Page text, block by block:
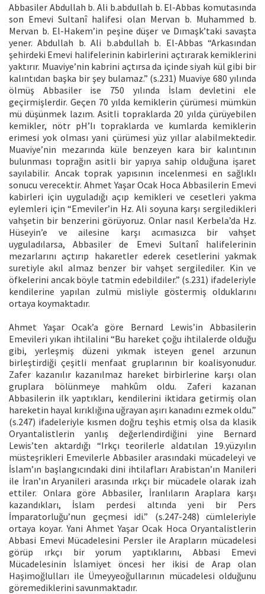
Abbasiler Abdullah b. Ali b.abdullah b. El-Abbas komutasında
son Emevi Sultanî halifesi olan Mervan b. Muhammed b.
Mervan b. El-Hakem’in peşine düşer ve Dımaşk’taki savaşta
yener. Abdullah b. Ali b.abdullah b. El-Abbas “Arkasından
şehirdeki Emevi halifelerinin kabirlerini açtırarak kemiklerini
yaktırır. Muaviye’nin kabrini açtırsa da içinde siyah kül gibi bir
kalıntıdan başka bir şey bulamaz.” (s.231) Muaviye 680 yılında
ölmüş Abbasiler ise 750 yılında İslam devletini ele
geçirmişlerdir. Geçen 70 yılda kemiklerin çürümesi mümkün
mü düşünmek lazım. Asitli topraklarda 20 yılda çürüyebilen
kemikler, nötr pH’lı topraklarda ve kumlarda kemiklerin
erimesi yok olması yani çürümesi yüz yıllar alabilmektedir.
Muaviye’nin mezarında küle benzeyen kara bir kalıntının
bulunması toprağın asitli bir yapıya sahip olduğuna işaret
sayılabilir. Ancak toprak yapısının incelenmesi en sağlıklı
sonucu verecektir. Ahmet Yaşar Ocak Hoca Abbasilerin Emevi
kabirleri için uyguladığı açıp kemikleri ve cesetleri yakma
eylemleri için “Emeviler’in Hz. Ali soyuna karşı sergiledikleri
vahşetin bir benzerini görüyoruz. Onlar nasıl Kerbela’da Hz.
Hüseyin’e ve ailesine karşı acımasızca bir vahşet
uyguladılarsa, Abbasiler de Emevi Sultanî halifelerinin
mezarlarını açtırıp hakaretler ederek cesetlerini yakmak
suretiyle akıl almaz benzer bir vahşet sergilediler. Kin ve
öfkelerini ancak böyle tatmin edebildiler.” (s.231) ifadeleriyle
kendilerine yapılan zulmü misliyle göstermiş olduklarını
ortaya koymaktadır.
Ahmet Yaşar Ocak’a göre Bernard Lewis’in Abbasilerin
Emevileri yıkan ihtilalini “Bu hareket çoğu ihtilalerde olduğu
gibi, yerleşmiş düzeni yıkmak isteyen genel arzunun
birleştirdiği çeşitli menfaat gruplarının bir koalisyonudur.
Zafer kazanılır kazanılmaz hareket birbirlerine karşı olan
gruplara bölünmeye mahkûm oldu. Zaferi kazanan
Abbasilerin ilk yaptıkları, kendilerini iktidara getirmiş olan
hareketin hayal kırıklığına uğrayan aşırı kanadını ezmek oldu.”
(s.247) ifadeleriyle kısmen doğru teşhis etmiş olsa da klasik
Oryantalistlerin yanlış değerlendirdiğini yine Bernard
Lewis’ten aktardığı “Irkçı teorilerle aldatılan 19.yüzyılın
müsteşrikleri Emevilerle Abbasiler arasındaki mücadeleyi ve
İslam’ın başlangıcındaki dini ihtilafları Arabistan’ın Manileri
ile İran’ın Aryanileri arasında ırkçı bir mücadele olarak izah
ettiler. Onlara göre Abbasiler, İranlıların Araplara karşı
kazandıkları, İslam perdesi altında yeni bir Pers
İmparatorluğu’nun geçmesi idi.” (s.247-248) cümleleriyle
ortaya koyar. Yani Ahmet Yaşar Ocak Hoca Oryantalistlerin
Abbasi Emevi Mücadelesini Persler ile Arapların mücadelesi
görüp ırkçı bir yorum yaptıklarını, Abbasi Emevi
Mücadelesinin İslamiyet öncesi her ikisi de Arap olan
Haşimoğlulları ile Ümeyyeoğullarının mücadelesi olduğunu
göremediklerini savunmaktadır.